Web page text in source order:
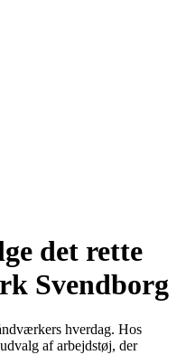
det rette
Svendborg
hverdag. Hos
af arbejdstøj, der